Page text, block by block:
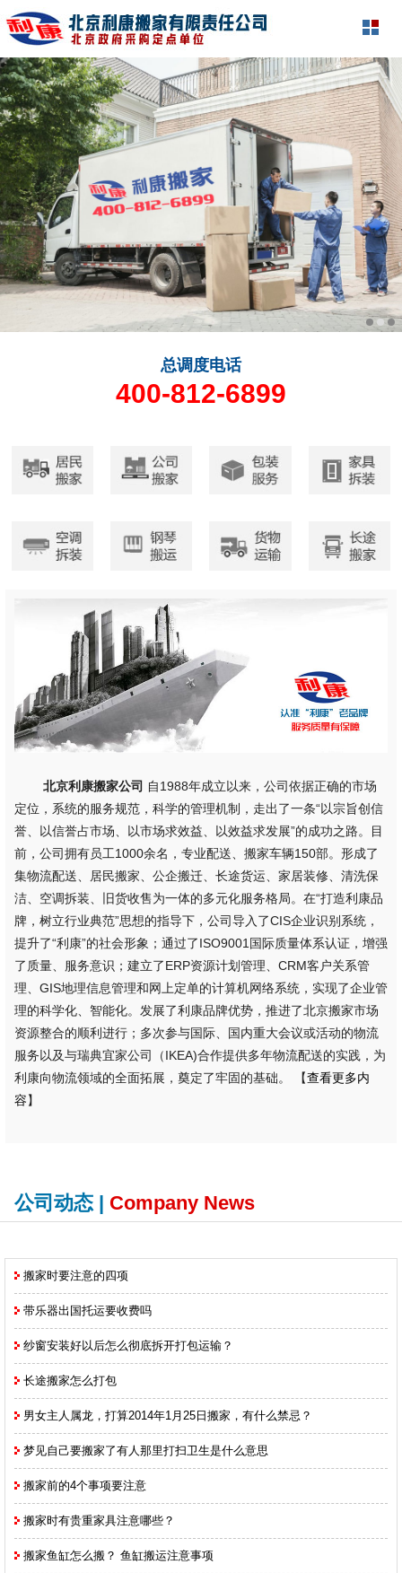
总调度电话
400-812-6899
北京利康搬家公司 自1988年成立以来，公司依据正确的市场
定位，系统的服务规范，科学的管理机制，走出了一条“以宗旨创信
誉、以信誉占市场、以市场求效益、以效益求发展”的成功之路。目
前，公司拥有员工1000余名，专业配送、搬家车辆150部。形成了
集物流配送、居民搬家、公企搬迁、长途货运、家居装修、清洗保
洁、空调拆装、旧货收售为一体的多元化服务格局。在“打造利康品
牌，树立行业典范”思想的指导下，公司导入了CIS企业识别系统，
提升了“利康”的社会形象；通过了ISO9001国际质量体系认证，增强
了质量、服务意识；建立了ERP资源计划管理、CRM客户关系管
理、GIS地理信息管理和网上定单的计算机网络系统，实现了企业管
理的科学化、智能化。发展了利康品牌优势，推进了北京搬家市场
资源整合的顺利进行；多次参与国际、国内重大会议或活动的物流
服务以及与瑞典宜家公司（IKEA)合作提供多年物流配送的实践，为
利康向物流领域的全面拓展，奠定了牢固的基础。 【查看更多内
容】
公司动态 | Company News
搬家时要注意的四项
带乐器出国托运要收费吗
纱窗安装好以后怎么彻底拆开打包运输？
长途搬家怎么打包
男女主人属龙，打算2014年1月25日搬家，有什么禁忌？
梦见自己要搬家了有人那里打扫卫生是什么意思
搬家前的4个事项要注意
搬家时有贵重家具注意哪些？
搬家鱼缸怎么搬？ 鱼缸搬运注意事项